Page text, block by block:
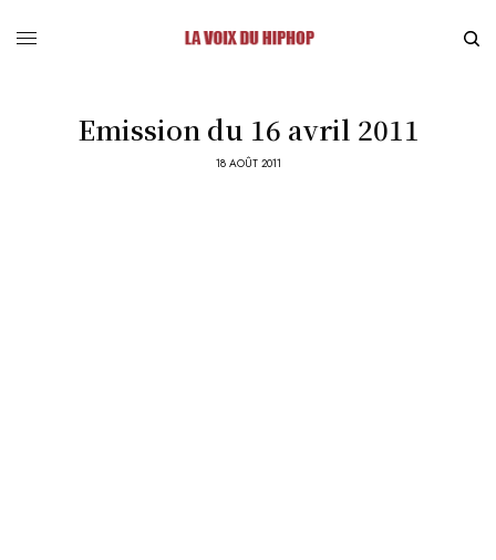
Emission du 16 avril 2011
18 AOÛT 2011